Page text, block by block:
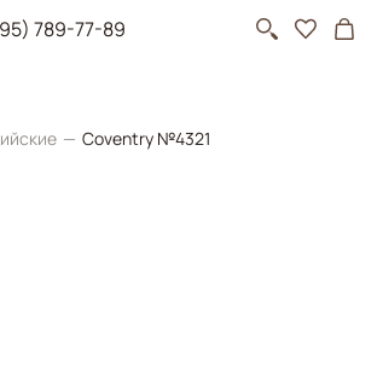
789-77-89
Coventry №4321